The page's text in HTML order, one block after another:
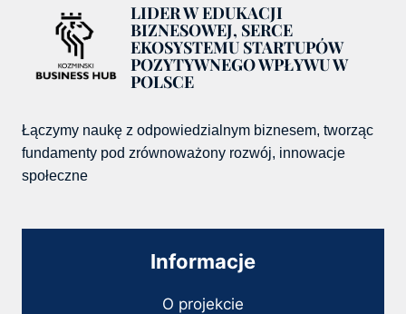
LIDER W EDUKACJI
BIZNESOWEJ, SERCE
EKOSYSTEMU STARTUPÓW
POZYTYWNEGO WPŁYWU W
POLSCE
Łączymy naukę z odpowiedzialnym biznesem, tworząc
fundamenty pod zrównoważony rozwój, innowacje
społeczne
Informacje
O projekcie